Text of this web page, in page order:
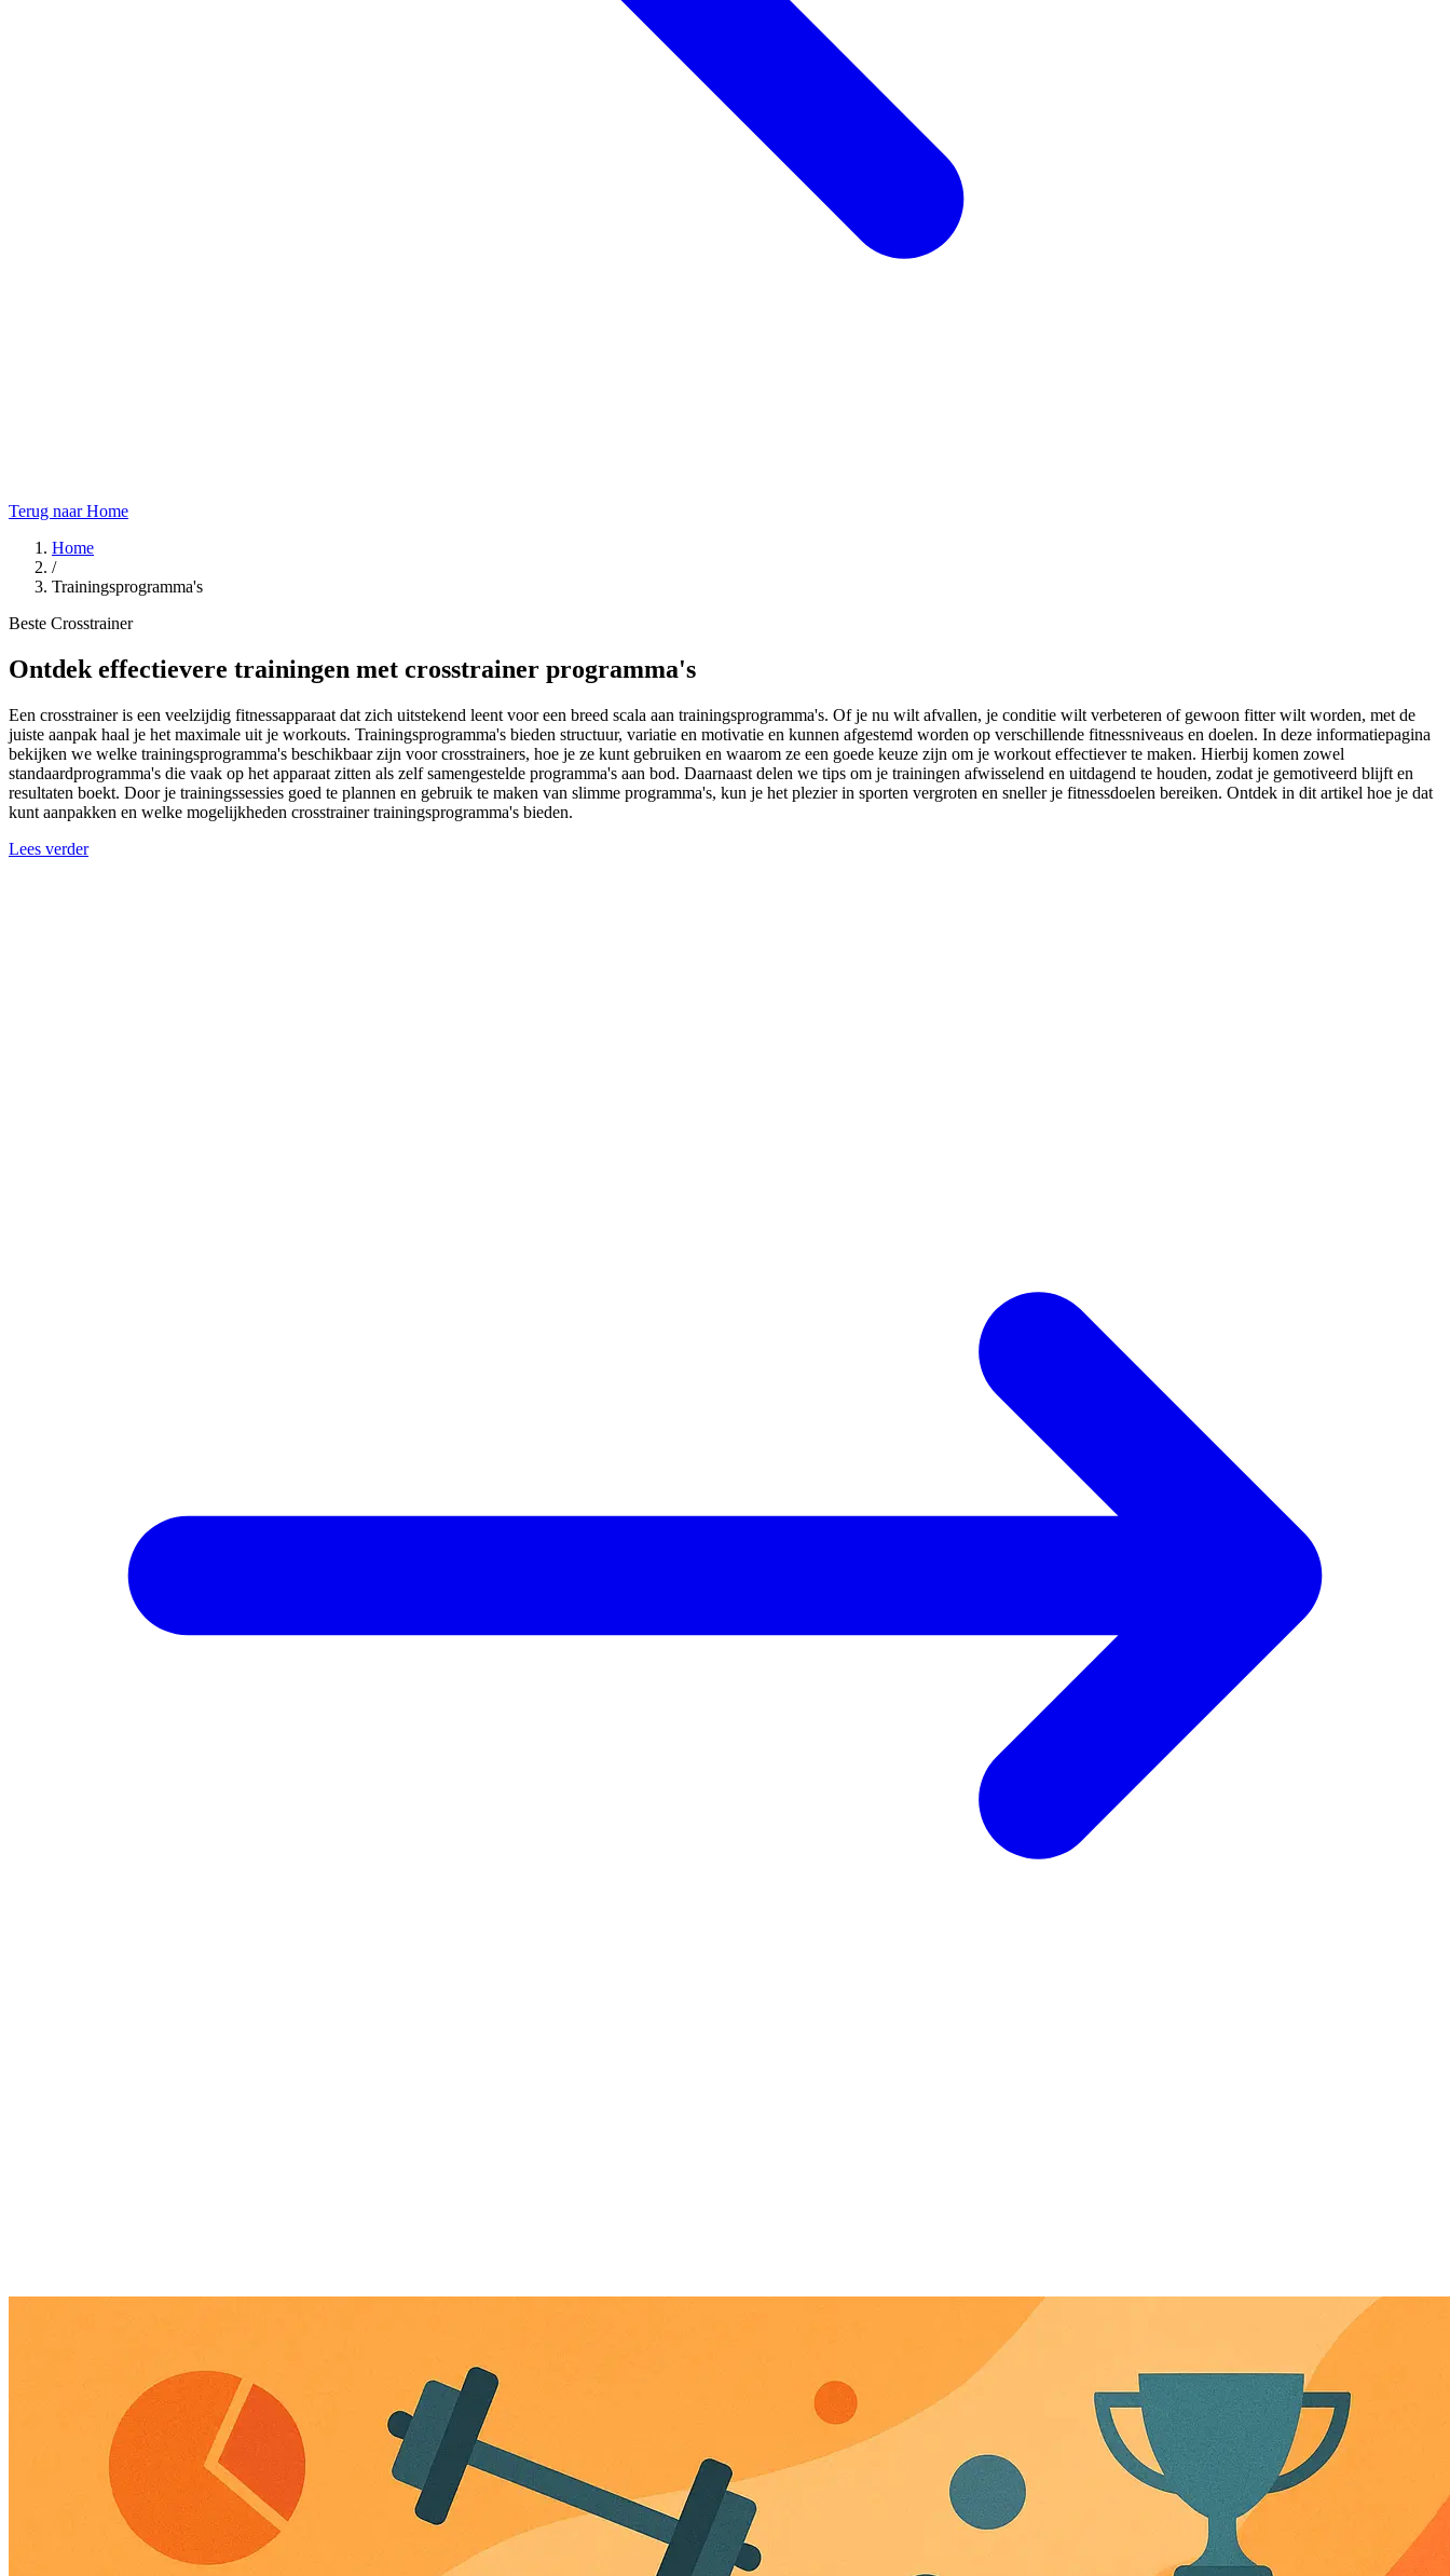
Terug naar Home
Home
/
Trainingsprogramma's
Beste Crosstrainer
Ontdek effectievere trainingen met crosstrainer programma's
Een crosstrainer is een veelzijdig fitnessapparaat dat zich uitstekend leent voor een breed scala aan trainingsprogramma's. Of je nu wilt afvallen, je conditie wilt verbeteren of gewoon fitter wilt worden, met de
juiste aanpak haal je het maximale uit je workouts. Trainingsprogramma's bieden structuur, variatie en motivatie en kunnen afgestemd worden op verschillende fitnessniveaus en doelen. In deze informatiepagina
bekijken we welke trainingsprogramma's beschikbaar zijn voor crosstrainers, hoe je ze kunt gebruiken en waarom ze een goede keuze zijn om je workout effectiever te maken. Hierbij komen zowel
standaardprogramma's die vaak op het apparaat zitten als zelf samengestelde programma's aan bod. Daarnaast delen we tips om je trainingen afwisselend en uitdagend te houden, zodat je gemotiveerd blijft en
resultaten boekt. Door je trainingssessies goed te plannen en gebruik te maken van slimme programma's, kun je het plezier in sporten vergroten en sneller je fitnessdoelen bereiken. Ontdek in dit artikel hoe je dat
kunt aanpakken en welke mogelijkheden crosstrainer trainingsprogramma's bieden.
Lees verder